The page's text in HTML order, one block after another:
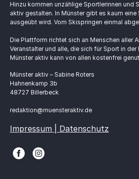
Hinzu kommen unzählige Sportlerinnen und
aktiv gestalten. In Münster gibt es kaum eine
ausgeübt wird. Vom Skispringen einmal
Die Plattform richtet sich an Menschen aller
Veranstalter und alle, die sich für Sport in der
Münster aktiv kann von allen kostenfrei
Münster aktiv – Sabine Roters
Hahnenkamp 3b
48727 Billerbeck
redaktion@muensteraktiv.de
Impressum | Datenschutz